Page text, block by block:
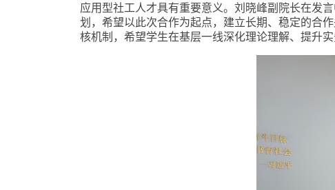
应用型社工人才具有重要意义。刘晓峰副院长在发
划，希望以此次合作为起点，建立长期、稳定的合
核机制，希望学生在基层一线深化理论理解、提升实